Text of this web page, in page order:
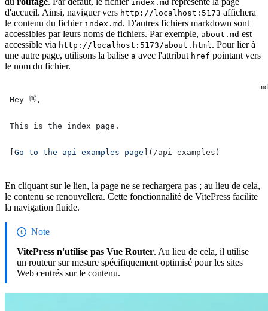
index.md
d'accueil. Ainsi, naviguer vers http://localhost:5173 affichera
le contenu du fichier index.md . D'autres fichiers markdown sont
accessibles par leurs noms de fichiers. Par exemple, about.md est
accessible via http://localhost:5173/about.html. Pour lier à
une autre page, utilisons la balise a avec l'attribut href pointant vers
le nom du fichier.
md
Hey 👋,
This is the index page.
Go to the api-examples page ]( /api-examples )
En cliquant sur le lien, la page ne se rechargera pas ; au lieu de cela,
le contenu se renouvellera. Cette fonctionnalité de VitePress facilite
la navigation fluide.
Note
VitePress n'utilise pas Vue Router. Au lieu de cela, il utilise
un routeur sur mesure spécifiquement optimisé pour les sites
Web centrés sur le contenu.